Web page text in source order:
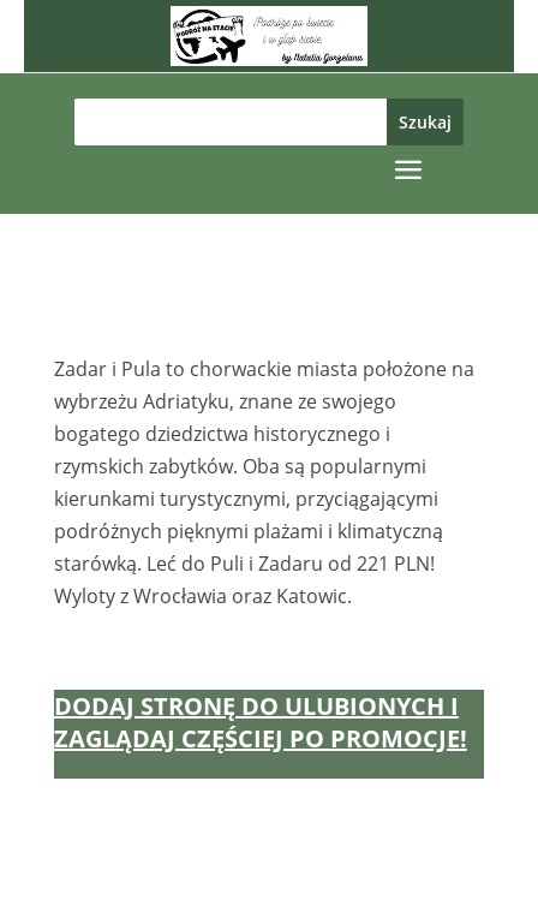
Zadar i Pula to chorwackie miasta położone na
wybrzeżu Adriatyku, znane ze swojego
bogatego dziedzictwa historycznego i
rzymskich zabytków. Oba są popularnymi
kierunkami turystycznymi, przyciągającymi
podróżnych pięknymi plażami i klimatyczną
starówką. Leć do Puli i Zadaru od 221 PLN!
Wyloty z Wrocławia oraz Katowic.
DODAJ STRONĘ DO ULUBIONYCH I
ZAGLĄDAJ CZĘŚCIEJ PO PROMOCJE!